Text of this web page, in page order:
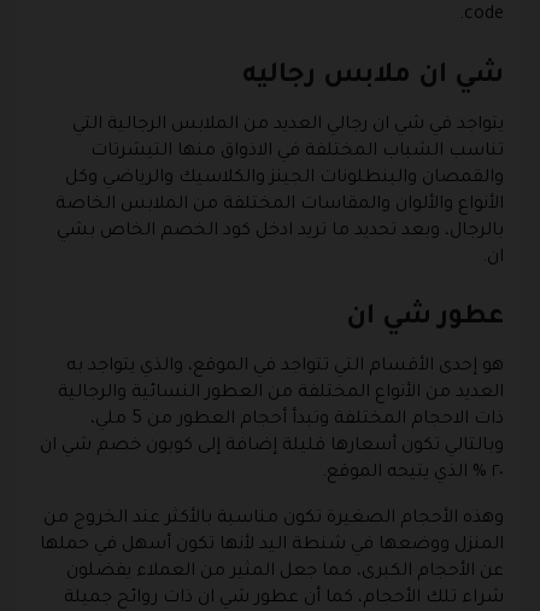
code.
شي ان ملابس رجاليه
يتواجد في شي ان رجالي العديد من الملابس الرجالية التي
تناسب الشباب المختلفة في الاذواق منها التيشرتات
والقمصان والبنطلونات الجينز والكلاسيك والرياضي وكل
الأنواع والألوان والمقاسات المختلفة من الملابس الخاصة
بالرجال، وبعد تحديد ما تريد ادخل كود الخصم الخاص بشي
ان.
عطور شي ان
هو إحدى الأقسام التي تتواجد في الموقع، والذي يتواجد به
العديد من الأنواع المختلفة من العطور النسائية والرجالية
ذات الاحجام المختلفة وتبدأ أحجام العطور من 5 ملي،
وبالتالي تكون أسعارها قليلة إضافة إلى كوبون خصم شي ان
٢٠ % الذي يتيحه الموقع.
وهذه الأحجام الصغيرة تكون مناسبة بالأكثر عند الخروج من
المنزل ووضعها في شنطة اليد لأنها تكون أسهل في حملها
عن الأحجام الكبرى، مما جعل المثير من العملاء يفضلون
شراء تلك الأحجام، كما أن عطور شي ان ذات روائح جميلة